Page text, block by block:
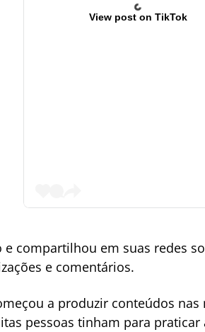
View post on TikTok
compartilhou em suas redes
e comentários.
a produzir conteúdos
pessoas tinham para